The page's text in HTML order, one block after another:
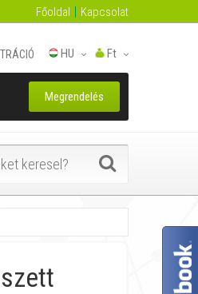
Főoldal Kapcsolat
Ft
HU
Megrendelés